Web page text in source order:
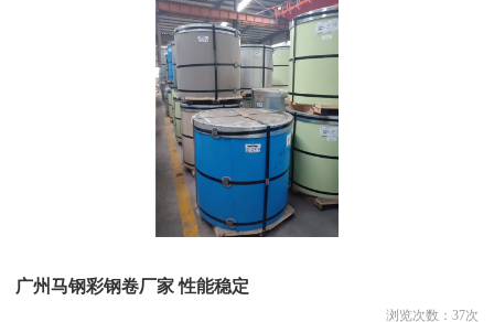
广州马钢彩钢卷厂家 性能稳定
浏览次数： 37次